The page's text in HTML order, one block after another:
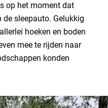
op het moment dat
sleepauto. Gelukkig
hoeken en boden
mee te rijden naar
konden